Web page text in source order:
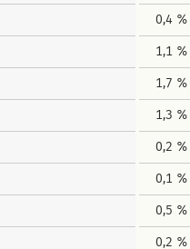
0,4 %
1,1 %
1,7 %
1,3 %
0,2 %
0,1 %
0,5 %
0,2 %